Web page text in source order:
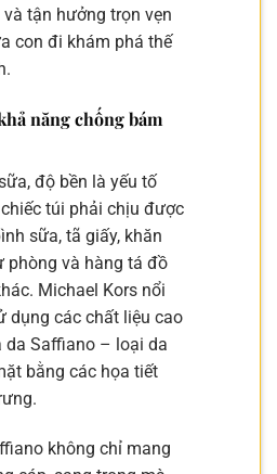
tận hưởng trọn vẹn
con đi khám phá thế
năng chống bám
độ bền là yếu tố
túi phải chịu được
sữa, tã giấy, khăn
phòng và hàng tá đồ
Michael Kors nổi
dụng các chất liệu cao
da Saffiano – loại da
bằng các họa tiết
không chỉ mang